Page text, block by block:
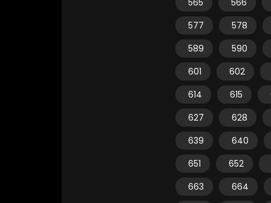
565
566
577
578
589
590
601
602
614
615
627
628
639
640
651
652
663
664